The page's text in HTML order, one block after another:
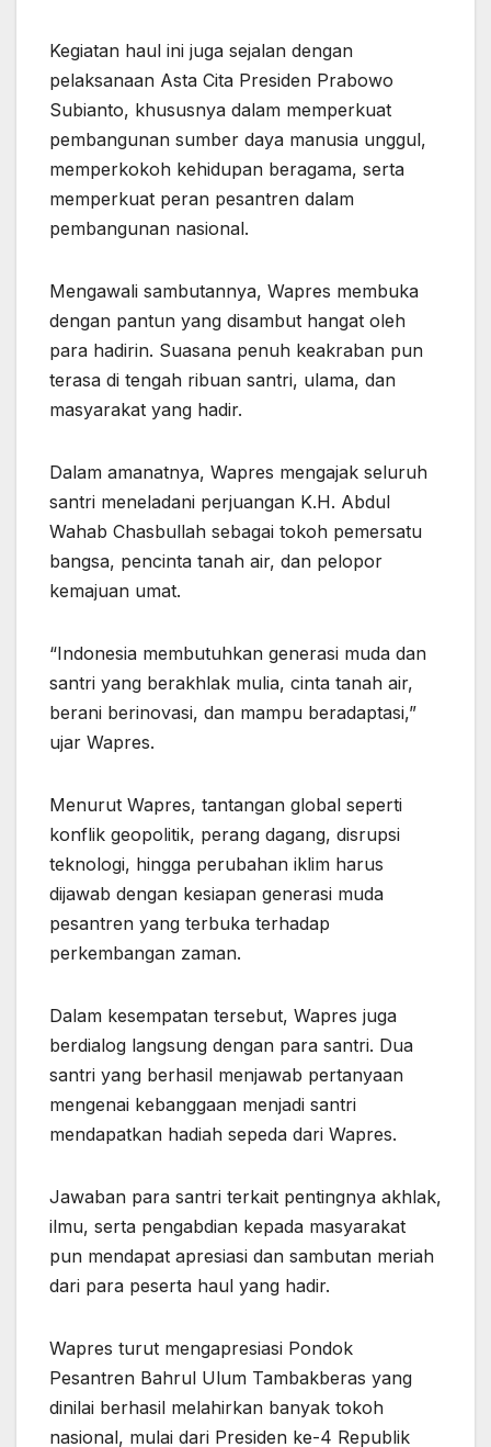
Kegiatan haul ini juga sejalan dengan
pelaksanaan Asta Cita Presiden Prabowo
Subianto, khususnya dalam memperkuat
pembangunan sumber daya manusia unggul,
memperkokoh kehidupan beragama, serta
memperkuat peran pesantren dalam
pembangunan nasional.
Mengawali sambutannya, Wapres membuka
dengan pantun yang disambut hangat oleh
para hadirin. Suasana penuh keakraban pun
terasa di tengah ribuan santri, ulama, dan
masyarakat yang hadir.
Dalam amanatnya, Wapres mengajak seluruh
santri meneladani perjuangan K.H. Abdul
Wahab Chasbullah sebagai tokoh pemersatu
bangsa, pencinta tanah air, dan pelopor
kemajuan umat.
“Indonesia membutuhkan generasi muda dan
santri yang berakhlak mulia, cinta tanah air,
berani berinovasi, dan mampu beradaptasi,”
ujar Wapres.
Menurut Wapres, tantangan global seperti
konflik geopolitik, perang dagang, disrupsi
teknologi, hingga perubahan iklim harus
dijawab dengan kesiapan generasi muda
pesantren yang terbuka terhadap
perkembangan zaman.
Dalam kesempatan tersebut, Wapres juga
berdialog langsung dengan para santri. Dua
santri yang berhasil menjawab pertanyaan
mengenai kebanggaan menjadi santri
mendapatkan hadiah sepeda dari Wapres.
Jawaban para santri terkait pentingnya akhlak,
ilmu, serta pengabdian kepada masyarakat
pun mendapat apresiasi dan sambutan meriah
dari para peserta haul yang hadir.
Wapres turut mengapresiasi Pondok
Pesantren Bahrul Ulum Tambakberas yang
dinilai berhasil melahirkan banyak tokoh
nasional, mulai dari Presiden ke-4 Republik